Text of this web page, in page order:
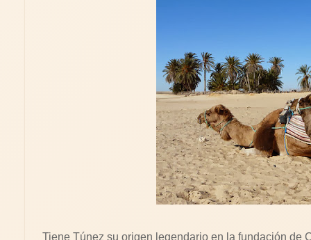
Tiene Túnez su origen legendario en la fundación de